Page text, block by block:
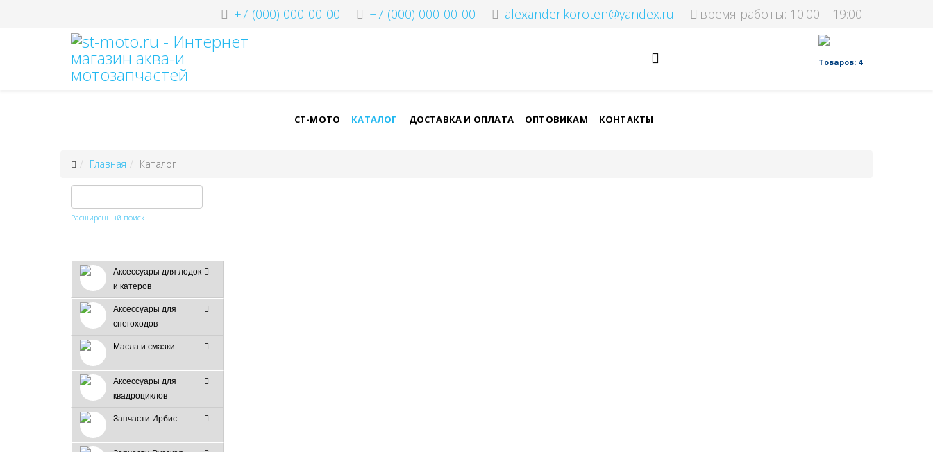
+7 (000) 000-00-00 +7 (000) 000-00-00 alexander.koroten@yandex.ru время работы: 10:00—19:00
СТ-МОТО КАТАЛОГ ДОСТАВКА И ОПЛАТА ОПТОВИКАМ КОНТАКТЫ
Товаров: 4
Главная Каталог
Расширенный поиск
Аксессуары для лодок
и катеров
Аксессуары для
снегоходов
Масла и смазки
Аксессуары для
квадроциклов
Запчасти Ирбис